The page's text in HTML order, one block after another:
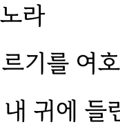
라
기를 여
귀에 들